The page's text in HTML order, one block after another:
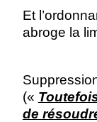
Et
abroge la
(«
de